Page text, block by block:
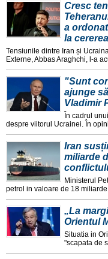
Cresc
a
la
Tensiunile dintre Iran și
Externe, Abbas Araghchi, l-a
"Sunt
ajunge
Vladimir
În cadrul
despre viitorul Ucrainei. În
Iran
miliarde
Ministerul
petrol in valoare de 18
„La
Orientul
Situatia in
"scapata de